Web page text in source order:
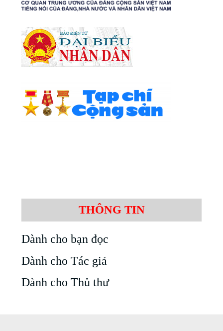
THÔNG TIN
Dành cho bạn đọc
Dành cho Tác giả
Dành cho Thủ thư